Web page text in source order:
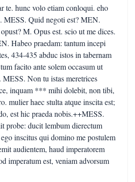
te. hunc volo etiam conloqui. eho
MESS. Quid negoti est? MEN.
M. Opus est. scio ut me dices.
Habeo praedam: tantum incepi
434-435 abduc istos in tabernam
facito ante solem occasum ut
Non tu istas meretrices
inquam *** mihi dolebit, non tibi,
mulier haec stulta atque inscita est;
est hic praeda nobis.++MESS.
probe: ducit lembum dierectum
inscitus qui domino me postulem
audientem, haud imperatorem
imperatum est, veniam advorsum